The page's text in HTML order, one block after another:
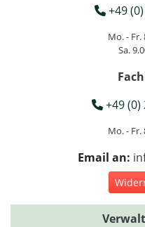
+49
Mo. - Fr.
Sa.
+49 (0)
Mo. - Fr.
Email an: